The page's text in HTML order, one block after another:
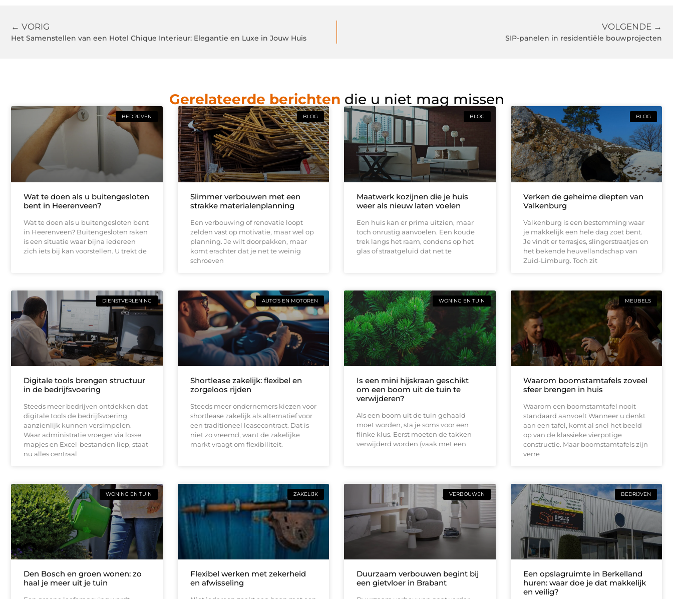
← VORIG
Het Samenstellen van een Hotel Chique Interieur: Elegantie en Luxe in Jouw Huis
VOLGENDE →
SIP-panelen in residentiële bouwprojecten
Gerelateerde berichten die u niet mag missen
BEDRIJVEN
Wat te doen als u buitengesloten
bent in Heerenveen?
Wat te doen als u buitengesloten bent
in Heerenveen? Buitengesloten raken
is een situatie waar bijna iedereen
zich iets bij kan voorstellen. U trekt de
BLOG
Slimmer verbouwen met een
strakke materialenplanning
Een verbouwing of renovatie loopt
zelden vast op motivatie, maar wel op
planning. Je wilt doorpakken, maar
komt erachter dat je net te weinig
schroeven
BLOG
Maatwerk kozijnen die je huis
weer als nieuw laten voelen
Een huis kan er prima uitzien, maar
toch onrustig aanvoelen. Een koude
trek langs het raam, condens op het
glas of straatgeluid dat net te
BLOG
Verken de geheime diepten van
Valkenburg
Valkenburg is een bestemming waar
je makkelijk een hele dag zoet bent.
Je vindt er terrasjes, slingerstraatjes en
het bekende heuvellandschap van
Zuid-Limburg. Toch zit
DIENSTVERLENING
Digitale tools brengen structuur
in de bedrijfsvoering
Steeds meer bedrijven ontdekken dat
digitale tools de bedrijfsvoering
aanzienlijk kunnen versimpelen.
Waar administratie vroeger via losse
mapjes en Excel-bestanden liep, staat
nu alles centraal
AUTO’S EN MOTOREN
Shortlease zakelijk: flexibel en
zorgeloos rijden
Steeds meer ondernemers kiezen voor
shortlease zakelijk als alternatief voor
een traditioneel leasecontract. Dat is
niet zo vreemd, want de zakelijke
markt vraagt om flexibiliteit.
WONING EN TUIN
Is een mini hijskraan geschikt
om een boom uit de tuin te
verwijderen?
Als een boom uit de tuin gehaald
moet worden, sta je soms voor een
flinke klus. Eerst moeten de takken
verwijderd worden (vaak met een
MEUBELS
Waarom boomstamtafels zoveel
sfeer brengen in huis
Waarom een boomstamtafel nooit
standaard aanvoelt Wanneer u denkt
aan een tafel, komt al snel het beeld
op van de klassieke vierpotige
constructie. Maar boomstamtafels zijn
verre
WONING EN TUIN
Den Bosch en groen wonen: zo
haal je meer uit je tuin
ZAKELIJK
Flexibel werken met zekerheid
en afwisseling
VERBOUWEN
Duurzaam verbouwen begint bij
een gietvloer in Brabant
BEDRIJVEN
Een opslagruimte in Berkelland
huren: waar doe je dat makkelijk
en veilig?